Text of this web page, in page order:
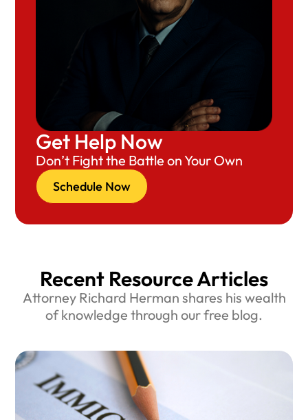
Get Help Now
Don’t Fight the Battle on Your Own
Schedule Now
Recent Resource Articles
Attorney Richard Herman shares his wealth
of knowledge through our free blog.